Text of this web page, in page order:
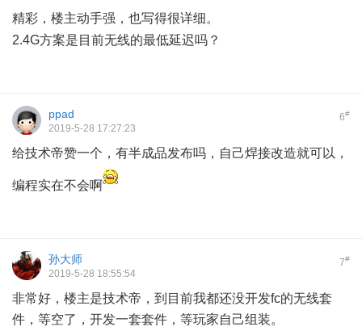
精彩，楼主动手强，也写得很详细。
2.4G方案是目前无线的最低延迟吗？
6#
ppad
2019-5-28 17:27:23
给技术帝赞一个，有半成品发布吗，自己焊接改造就可以，
编程实在不会啊
7#
孙大师
2019-5-28 18:55:54
非常好，楼主是技术帝，到目前我都还没开发fc的无线套
件，等空了，开发一套套件，等玩家自己组装。